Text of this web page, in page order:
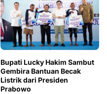
Bupati Lucky Hakim Sambut
Gembira Bantuan Becak
Listrik dari Presiden
Prabowo